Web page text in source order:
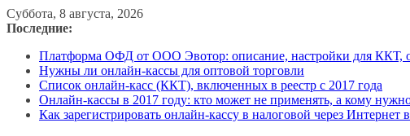
Перейти
к
Суббота, 8 августа, 2026
Последние:
Платформа ОФД от ООО Эвотор: описание, настройки для ККТ,
Нужны ли онлайн-кассы для оптовой торговли
Список онлайн-касс (ККТ), включенных в реестр с 2017 года
Онлайн-кассы в 2017 году: кто может не применять, а кому
Как зарегистрировать онлайн-кассу в налоговой через Интернет